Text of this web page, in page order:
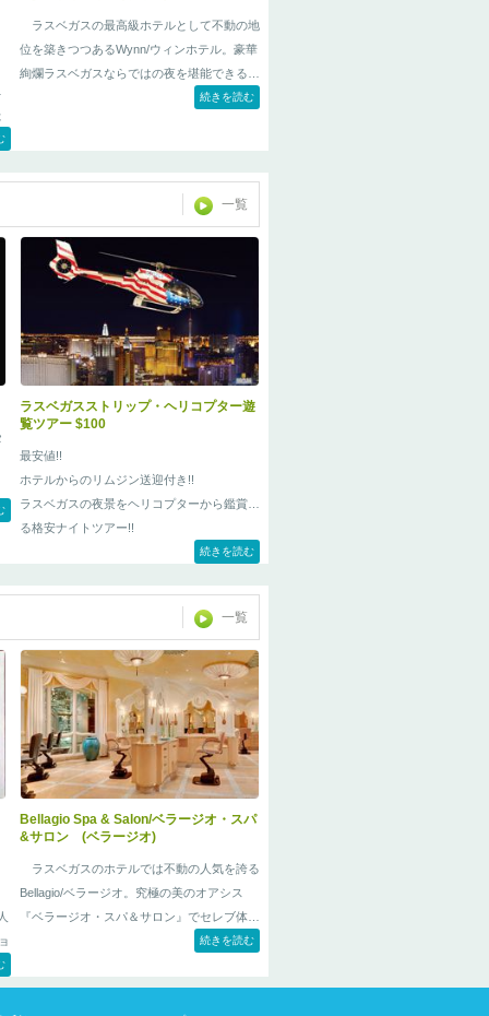
ラスベガスの最高級ホテルとして不動の地
位を築きつつあるWynn/ウィンホテル。豪華
絢爛ラスベガスならではの夜を堪能できる5
トリスト(トライ
続きを読む
一覧
ラスベガスストリップ・ヘリコプター遊
覧ツアー $100
最安値!!
ホテルからのリムジン送迎付き!!
ラスベガスの夜景をヘリコプターから鑑賞す
る格安ナイトツアー!!
続きを読む
一覧
Bellagio Spa & Salon/ベラージオ・スパ
&サロン (ベラージオ)
ラスベガスのホテルでは不動の人気を誇る
Bellagio/ベラージオ。究極の美のオアシス
『ベラージオ・スパ＆サロン』でセレブ体験
続きを読む